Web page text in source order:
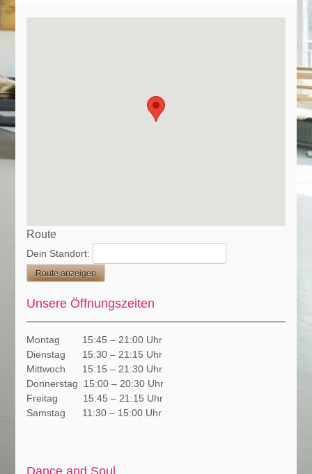
Route
Dein Standort:
Unsere Öffnungszeiten
Montag 15:45 – 21:00 Uhr
Dienstag 15:30 – 21:15 Uhr
Mittwoch 15:15 – 21:30 Uhr
Donnerstag 15:00 – 20:30 Uhr
Freitag 15:45 – 21:15 Uhr
Samstag 11:30 – 15:00 Uhr
Dance and Soul